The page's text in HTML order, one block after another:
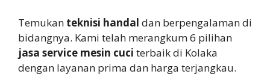
Temukan teknisi handal dan berpengalaman di
bidangnya. Kami telah merangkum 6 pilihan
jasa service mesin cuci terbaik di Kolaka
dengan layanan prima dan harga terjangkau.